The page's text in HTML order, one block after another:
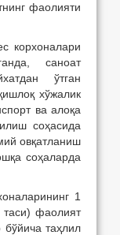
фаолияти
корхоналари
саноат
ўтган
хўжалик
ва алоқа
соҳасида
овқатланиш
соҳаларда
1
фаолият
таҳлил